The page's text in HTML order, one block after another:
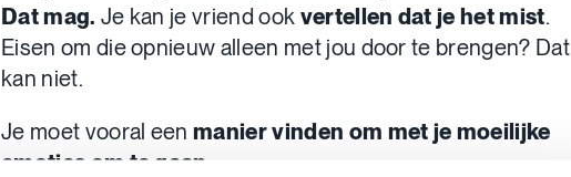
Dat mag. Je kan je vriend ook vertellen dat je het mist.
Eisen om die opnieuw alleen met jou door te brengen? Dat
kan niet.
Je moet vooral eenmanier vinden om met je moeilijke
emoties om te gaan